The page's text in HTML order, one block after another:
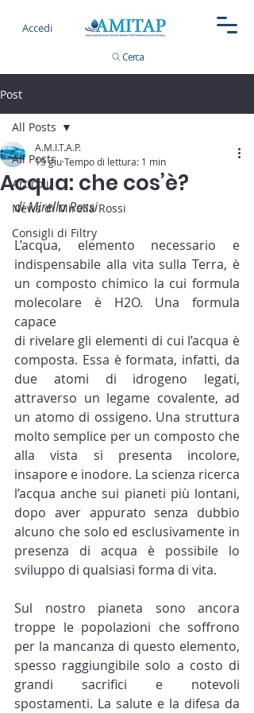
Accedi
Cerca
Post
All Posts
Articoli
News di Mirella Rossi
Consigli di Filtry
All Posts
Acqua: che cos’è?
A.M.I.T.A.P.
15 giuTempo di lettura: 1 min
di Mirella Rossi
L’acqua, elemento necessario e
indispensabile alla vita sulla Terra, è
un composto chimico la cui formula
molecolare è H2O. Una formula
capace
di rivelare gli elementi di cui l’acqua è
composta. Essa è formata, infatti, da
due atomi di idrogeno legati,
attraverso un legame covalente, ad
un atomo di ossigeno. Una struttura
molto semplice per un composto che
alla vista si presenta incolore,
insapore e inodore. La scienza ricerca
l’acqua anche sui pianeti più lontani,
dopo aver appurato senza dubbio
alcuno che solo ed esclusivamente in
presenza di acqua è possibile lo
sviluppo di qualsiasi forma di vita.
Sul nostro pianeta sono ancora
troppe le popolazioni che soffrono
per la mancanza di questo elemento,
spesso raggiungibile solo a costo di
grandi sacrifici e notevoli
spostamenti. La salute e la difesa da